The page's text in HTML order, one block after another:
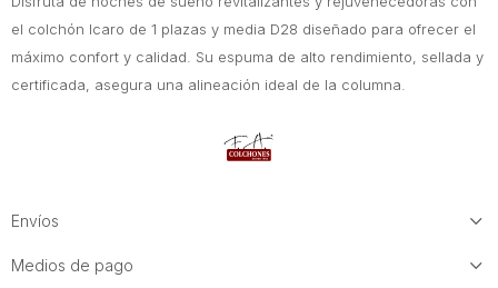
el colchón Icaro de 1 plazas y media D28 diseñado para ofrecer el
máximo confort y calidad. Su espuma de alto rendimiento, sellada y
certificada, asegura una alineación ideal de la columna.
Envíos
Medios de pago